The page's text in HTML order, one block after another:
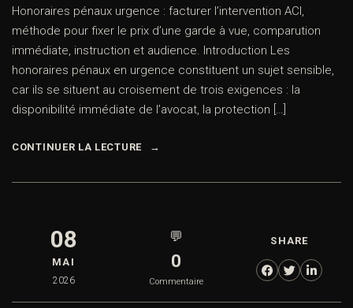
Honoraires pénaux urgence : facturer l’intervention ACI,
méthode pour fixer le prix d’une garde à vue, comparution
immédiate, instruction et audience. Introduction Les
honoraires pénaux en urgence constituent un sujet sensible,
car ils se situent au croisement de trois exigences : la
disponibilité immédiate de l’avocat, la protection […]
CONTINUER LA LECTURE
08
MAI
2026
💬
0
Commentaire
SHARE